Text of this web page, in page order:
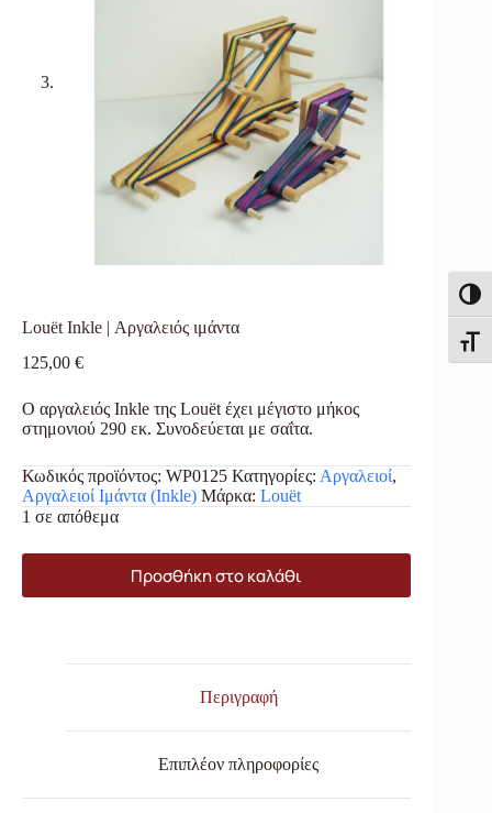
Louët Inkle | Αργαλειός ιμάντα
125,00 €
Ο αργαλειός Inkle της Louët έχει μέγιστο μήκος
στημονιού 290 εκ. Συνοδεύεται με σαΐτα.
Κωδικός προϊόντος: WP0125 Κατηγορίες: Αργαλειοί,
Αργαλειοί Ιμάντα (Inkle) Μάρκα: Louët
1 σε απόθεμα
Προσθήκη στο καλάθι
Περιγραφή
Επιπλέον πληροφορίες